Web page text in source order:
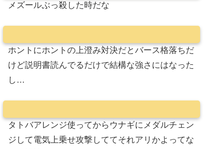
メズールぶっ殺した時だな
ホントにホントの上澄み対決だとバース格落ちだ
けど説明書読んでるだけで結構な強さにはなった
し…
タトバアレンジ使ってからウナギにメダルチェン
ジして電気上乗せ攻撃しててそれアリかよってな